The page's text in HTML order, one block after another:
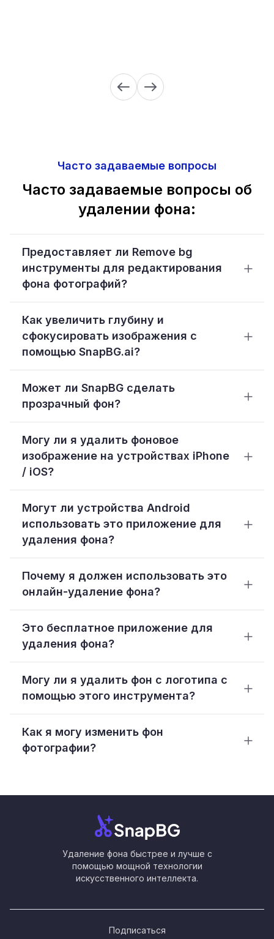
Часто задаваемые вопросы
Часто задаваемые вопросы об
удалении фона:
Предоставляет ли Remove bg
инструменты для редактирования
фона фотографий?
Как увеличить глубину и
сфокусировать изображения с
помощью SnapBG.ai?
Может ли SnapBG сделать
прозрачный фон?
Могу ли я удалить фоновое
изображение на устройствах iPhone
/ iOS?
Могут ли устройства Android
использовать это приложение для
удаления фона?
Почему я должен использовать это
онлайн-удаление фона?
Это бесплатное приложение для
удаления фона?
Могу ли я удалить фон с логотипа с
помощью этого инструмента?
Как я могу изменить фон
фотографии?
Удаление фона быстрее и лучше с
помощью мощной технологии
искусственного интеллекта.
Подписаться